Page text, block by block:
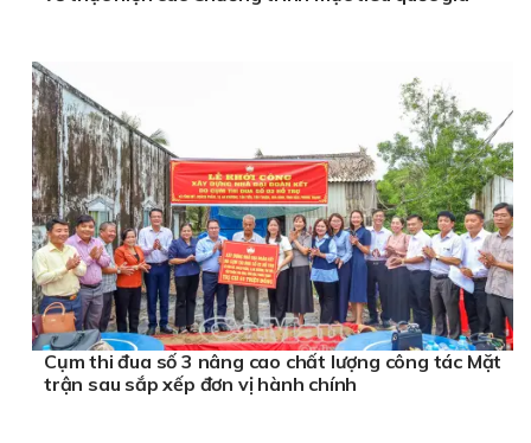
Cụm thi đua số 3 nâng cao chất lượng công tác Mặt
trận sau sắp xếp đơn vị hành chính